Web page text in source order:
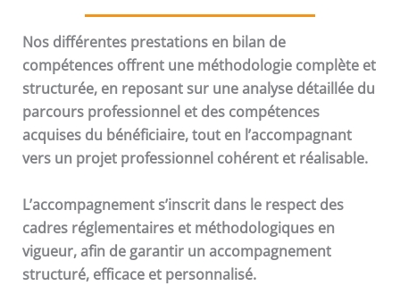
Nos différentes prestations en bilan de
compétences offrent une méthodologie complète et
structurée, en reposant sur une analyse détaillée du
parcours professionnel et des compétences
acquises du bénéficiaire, tout en l’accompagnant
vers un projet professionnel cohérent et réalisable.
L’accompagnement s’inscrit dans le respect des
cadres réglementaires et méthodologiques en
vigueur, afin de garantir un accompagnement
structuré, efficace et personnalisé.